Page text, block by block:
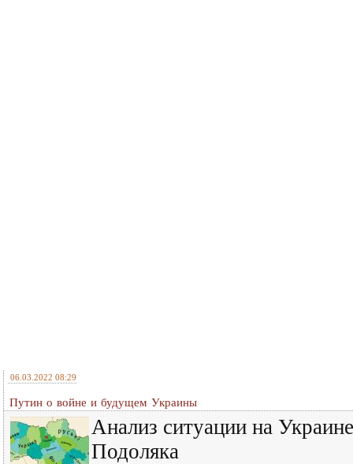
06.03.2022 08:29
Путин о войне и будущем Украины
Анализ ситуации на
Подоляка